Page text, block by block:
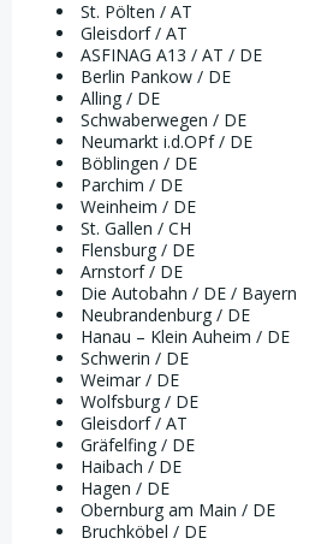
St. Pölten / AT
Gleisdorf / AT
ASFINAG A13 / AT / DE
Berlin Pankow / DE
Alling / DE
Schwaberwegen / DE
Neumarkt i.d.OPf / DE
Böblingen / DE
Parchim / DE
Weinheim / DE
St. Gallen / CH
Flensburg / DE
Arnstorf / DE
Die Autobahn / DE / Bayern
Neubrandenburg / DE
Hanau – Klein Auheim / DE
Schwerin / DE
Weimar / DE
Wolfsburg / DE
Gleisdorf / AT
Gräfelfing / DE
Haibach / DE
Hagen / DE
Obernburg am Main / DE
Bruchköbel / DE